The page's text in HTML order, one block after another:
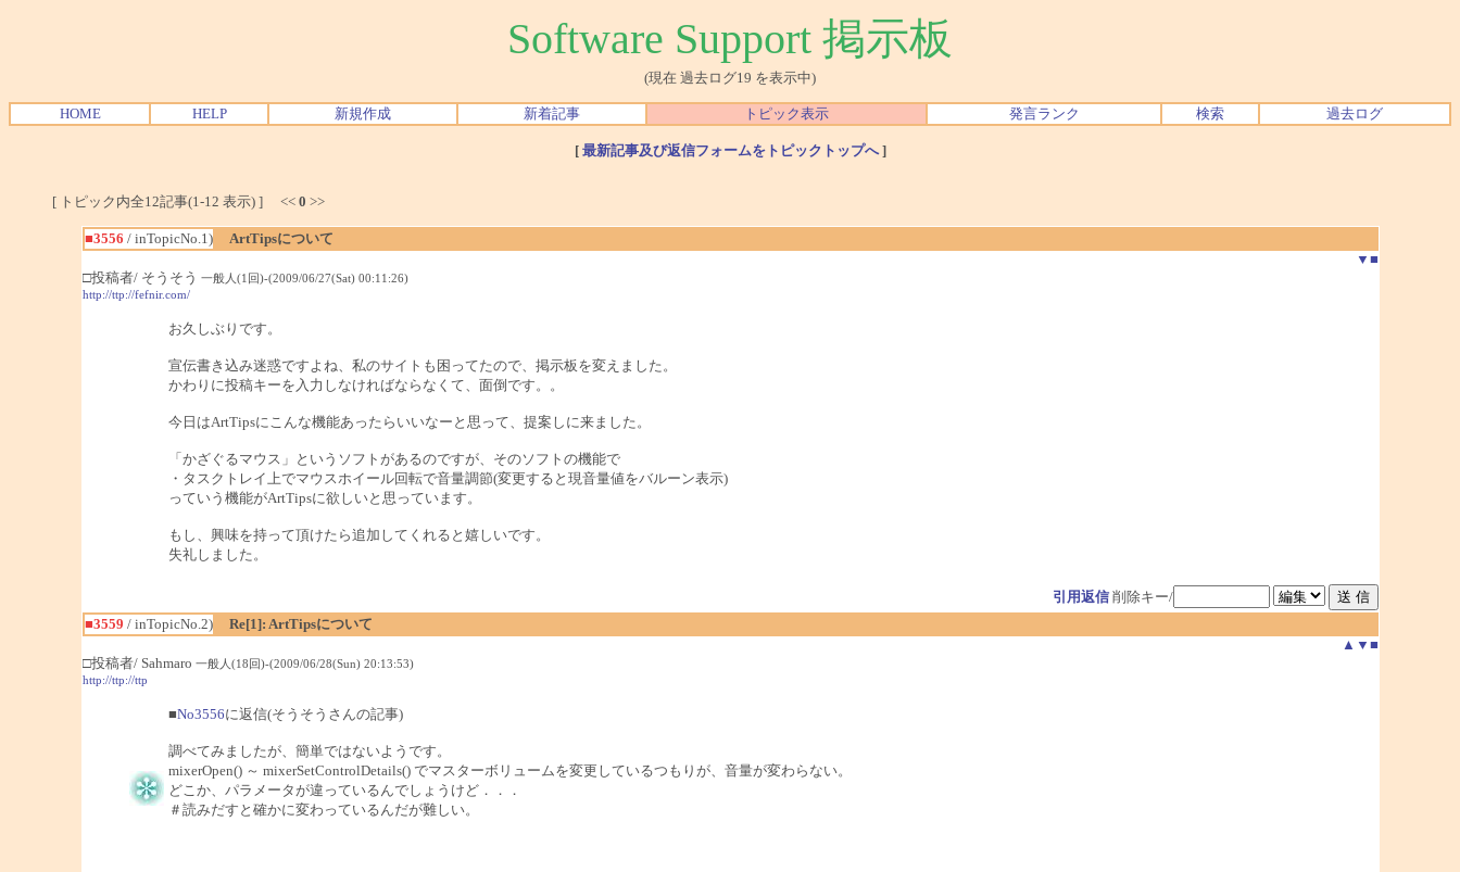
Software Support 掲示板
(現在 過去ログ19 を表示中)
HOME HELP 新規作成 新着記事 トピック表示 発言ランク 検索 過去ログ
[ 最新記事及び返信フォームをトピックトップへ]
[ トピック内全12記事(1-12 表示) ] << 0 >>
■3556 / inTopicNo.1)
ArtTipsについて
▼ ■
□投稿者/ そうそう 一般人(1回)-(2009/06/27(Sat) 00:11:26)
http://ttp://fefnir.com/
お久しぶりです。
宣伝書き込み迷惑ですよね、私のサイトも困ってたので、掲示板を変えました。
かわりに投稿キーを入力しなければならなくて、面倒です。。
今日はArtTipsにこんな機能あったらいいなーと思って、提案しに来ました。
「かざぐるマウス」というソフトがあるのですが、そのソフトの機能で
・タスクトレイ上でマウスホイール回転で音量調節(変更すると現音量値をバルーン表示)
っていう機能がArtTipsに欲しいと思っています。
もし、興味を持って頂けたら追加してくれると嬉しいです。
失礼しました。
引用返信 削除キー/
■3559 / inTopicNo.2)
Re[1]: ArtTipsについて
▲ ▼ ■
□投稿者/ Sahmaro 一般人(18回)-(2009/06/28(Sun) 20:13:53)
http://ttp://ttp
■No3556に返信(そうそうさんの記事)
調べてみましたが、簡単ではないようです。
mixerOpen() ～ mixerSetControlDetails() でマスターボリュームを変更しているつもりが、音量が変わらない。
どこか、パラメータが違っているんでしょうけど．．．
＃読みだすと確かに変わっているんだが難しい。